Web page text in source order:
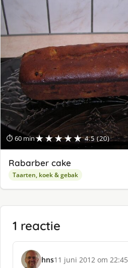
⏱ 60 min★★★★★ 4.5 (20)
Rabarber cake
Taarten, koek & gebak
1 reactie
hns
s
11 juni 2012 om 22:45